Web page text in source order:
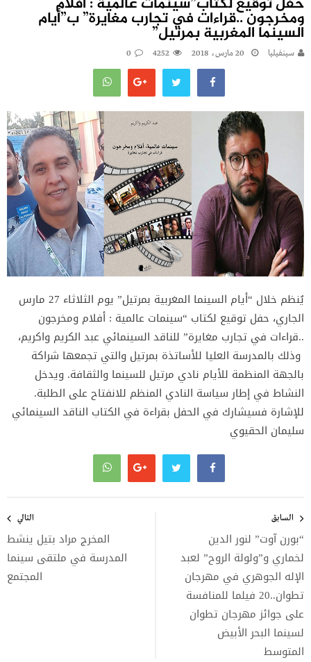
ومخرجون ..قراءات في تجارب مغايرة” ب”أيام
السينما المغربية بمرتيل”
سينفيليا 20 مارس، 2018 4252
0
يُنظم خلال “أيام السينما المغربية بمرتيل” يوم الثلاثاء 27 مارس
الجاري، حفل توقيع لكتاب “سينمات عالمية : أفلام ومخرجون
..قراءات في تجارب مغايرة” للناقد السينمائي عبد الكريم واكريم،
وذلك بالمدرسة العليا للأساتذة بمرتيل والتي تجمعها شراكة
بالجهة المنظمة للأيام نادي مرتيل للسينما والثقافة. ويدخل
النشاط في إطار سياسة النادي المنظم للانفتاح على الطلبة.
للإشارة فسيشارك في الحفل بقراءة في الكتاب الناقد السينمائي
سليمان الحقيوي
المقالات
السابق
“بورن آوت” لنور الدين
لخماري و”ولولة الروح” لعبد
الإله الجوهري في مهرجان
تطوان..20 فيلما للمنافسة
على جوائز مهرجان تطوان
لسينما البحر الأبيض
المتوسط
التالي
المخرج مراد بتيل ينشط
المدرسة في ملتقى سينما
المجتمع